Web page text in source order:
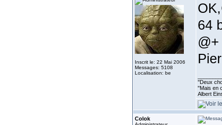
Inscrit le: 22 Mai 2006
Messages: 5108
Localisation: be
64
@+
''Deux
"Mais en
Albert
Colok